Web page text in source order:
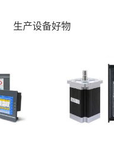
生产设备好物